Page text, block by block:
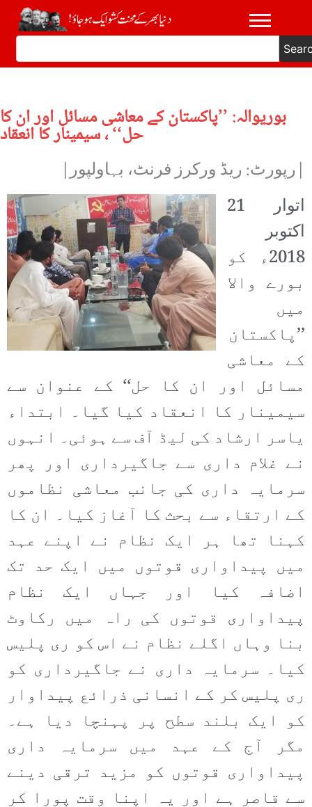
بوریوالہ: ’’پاکستان کے معاشی مسائل اور ان کا
حل‘‘ ، سیمینار کا انعقاد
|رپورٹ: ریڈ ورکرز فرنٹ، بہاولپور|
اتوار 21
اکتوبر
2018ء کو
بورے والا
میں
’’پاکستان
کے معاشی
مسائل اور ان کا حل‘‘ کے عنوان سے
سیمینار کا انعقاد کیا گیا۔ ابتداء
یاسر ارشاد کی لیڈ آف سے ہوئی۔ انہوں
نے غلام داری سے جاگیرداری اور پھر
سرمایہ داری کی جانب معاشی نظاموں
کے ارتقاء سے بحث کا آغاز کیا۔ ان کا
کہنا تھا ہر ایک نظام نے اپنے عہد
میں پیداواری قوتوں میں ایک حد تک
اضافہ کیا اور جہاں ایک نظام
پیداواری قوتوں کی راہ میں رکاوٹ
بنا وہاں اگلے نظام نے اس کو ری پلیس
کیا۔ سرمایہ داری نے جاگیرداری کو
ری پلیس کر کے انسانی ذرائع پیداوار
کو ایک بلند سطح پر پہنچا دیا ہے۔
مگر آج کے عہد میں سرمایہ داری
پیداواری قوتوں کو مزید ترقی دینے
سے قاصر ہے اور یہ اپنا وقت پورا کر